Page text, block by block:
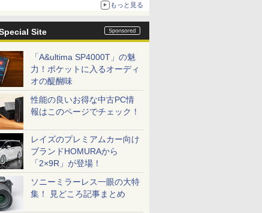
もっと見る
Site
「A&ultima SP4000T」の魅
力！ポケットに入るオーディ
オの醍醐味
性能の良いお得な中古PC情
報はこのページでチェック！
レイズのプレミアムカー向け
ブランドHOMURAから
「2×9R」が登場！
ソニーミラーレス一眼の大特
集！ 見どころ記事まとめ